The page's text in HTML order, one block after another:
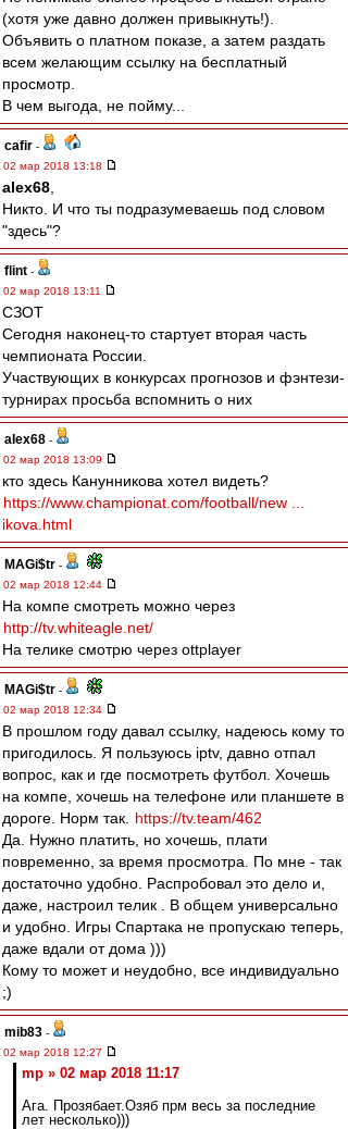
(хотя уже давно должен привыкнуть!).
Объявить о платном показе, а затем раздать
всем желающим ссылку на бесплатный
просмотр.
В чем выгода, не пойму...
cafir -
02 мар 2018 13:18
alex68
Никто. И что ты подразумеваешь под словом
"здесь"?
flint -
02 мар 2018 13:11
СЗОТ
Сегодня наконец-то стартует вторая часть
чемпионата России.
Участвующих в конкурсах прогнозов и фэнтези-
турнирах просьба вспомнить о них
alex68 -
02 мар 2018 13:09
кто здесь Канунникова хотел видеть?
https://www.championat.com/football/new ...
ikova.html
MAGi$tr -
02 мар 2018 12:44
На компе смотреть можно через
http://tv.whiteagle.net/
На телике смотрю через ottplayer
MAGi$tr -
02 мар 2018 12:34
В прошлом году давал ссылку, надеюсь кому то
пригодилось. Я пользуюсь iptv, давно отпал
вопрос, как и где посмотреть футбол. Хочешь
на компе, хочешь на телефоне или планшете в
дороге. Норм так.
https://tv.team/462
Да. Нужно платить, но хочешь, плати
повременно, за время просмотра. По мне - так
достаточно удобно. Распробовал это дело и,
даже, настроил телик . В общем универсально
и удобно. Игры Спартака не пропускаю теперь,
даже вдали от дома )))
Кому то может и неудобно, все индивидуально
;)
mib83 -
02 мар 2018 12:27
mp » 02 мар 2018 11:17
Ага. Прозябает.Озяб прм весь за последние
лет несколько)))